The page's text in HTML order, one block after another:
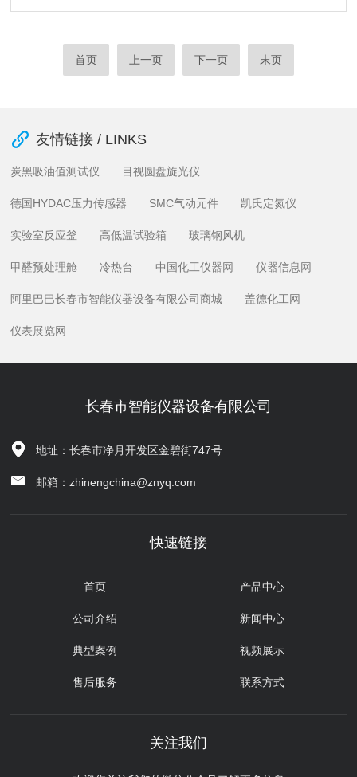
首页 上一页 下一页 末页
友情链接 / LINKS
炭黑吸油值测试仪 目视圆盘旋光仪
德国HYDAC压力传感器 SMC气动元件 凯氏定氮仪
实验室反应釜 高低温试验箱 玻璃钢风机
甲醛预处理舱 冷热台 中国化工仪器网 仪器信息网
阿里巴巴长春市智能仪器设备有限公司商城 盖德化工网
仪表展览网
长春市智能仪器设备有限公司
地址：长春市净月开发区金碧街747号
邮箱：zhinengchina@znyq.com
快速链接
首页 产品中心
公司介绍 新闻中心
典型案例 视频展示
售后服务 联系方式
关注我们